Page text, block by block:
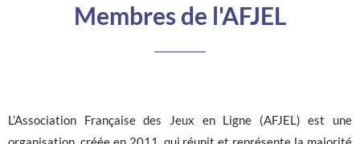
Membres de l'AFJEL
L’Association Française des Jeux en Ligne (AFJEL) est une